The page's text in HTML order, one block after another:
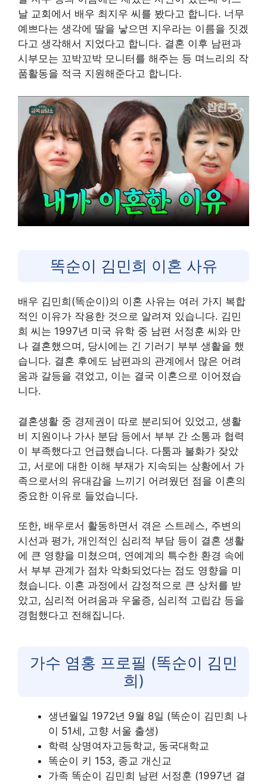
날 교회에서 배우 최지우 씨를 봤다고 합니다. 너무
예쁘다는 생각에 딸을 낳으면 지우라는 이름을 짓겠
다고 생각해서 지었다고 합니다. 결혼 이후 남편과
시부모는 꼬박꼬박 모니터를 해주는 등 며느리의 작
품활동을 적극 지원해준다고 합니다.
똑순이 김민희 이혼 사유
배우 김민희(똑순이)의 이혼 사유는 여러 가지 복합
적인 이유가 작용한 것으로 알려져 있습니다. 김민
희 씨는 1997년 미국 유학 중 남편 서정훈 씨와 만
나 결혼했으며, 당시에는 긴 기러기 부부 생활을 했
습니다. 결혼 후에도 남편과의 관계에서 많은 어려
움과 갈등을 겪었고, 이는 결국 이혼으로 이어졌습
니다.
결혼생활 중 경제권이 따로 분리되어 있었고, 생활
비 지원이나 가사 분담 등에서 부부 간 소통과 협력
이 부족했다고 언급했습니다. 다툼과 불화가 잦았
고, 서로에 대한 이해 부재가 지속되는 상황에서 가
족으로서의 유대감을 느끼기 어려웠던 점을 이혼의
중요한 이유로 들었습니다.
또한, 배우로서 활동하면서 겪은 스트레스, 주변의
시선과 평가, 개인적인 심리적 부담 등이 결혼 생활
에 큰 영향을 미쳤으며, 연예계의 특수한 환경 속에
서 부부 관계가 점차 악화되었다는 점도 영향을 미
쳤습니다. 이혼 과정에서 감정적으로 큰 상처를 받
았고, 심리적 어려움과 우울증, 심리적 고립감 등을
경험했다고 전해집니다.
가수 염홍 프로필 (똑순이 김민
희)
생년월일 1972년 9월 8일 (똑순이 김민희 나
이 51세, 고향 서울 출생)
학력 상명여자고등학교, 동국대학교
똑순이 키 153, 종교 개신교
가족 똑순이 김민희 남편 서정훈 (1997년 결